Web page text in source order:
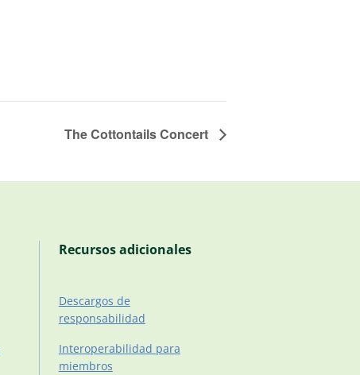
The Cottontails Concert
Recursos adicionales
Descargos de
responsabilidad
Interoperabilidad para
miembros